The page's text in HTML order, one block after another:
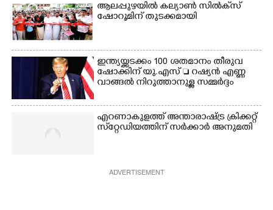
ആലപ്പുഴയിൽ കല്യാൺ സിൽക്‌സ്
ഷോറൂമിന് തുടക്കമായി
ഇന്ത്യയ്ക്കടക്കം 100 ശതമാനം തീരുവ
ഷോക്കിന് യു.എസ്  റഷ്യൻ എണ്ണ
വാങ്ങൽ നിറുത്താനുള്ള സമ്മർദ്ദം
എറണാകുളത്ത് അന്താരാഷ്ട്ര ക്രിക്കറ്റ്
സ്‌റ്റേഡിയത്തിന് സർക്കാർ അനുമതി
ADVERTISEMENT